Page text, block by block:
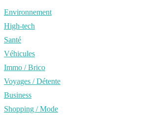
Environnement
High-tech
Santé
Véhicules
Immo / Brico
Voyages / Détente
Business
Shopping / Mode